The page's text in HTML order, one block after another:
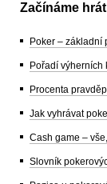
Začínáme
Poker – základní
Pořadí výherních
Procenta
Jak vyhrávat
Cash game –
Slovník